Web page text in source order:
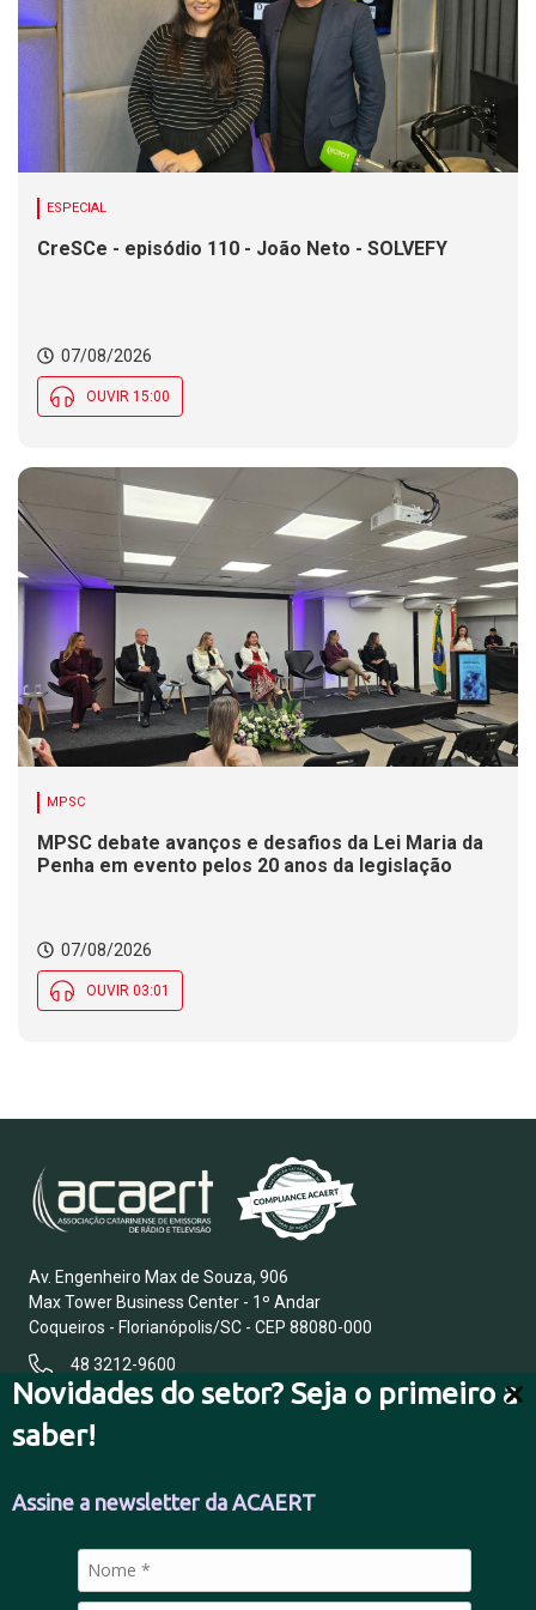
Novidades do setor? Seja o primeiro a
saber!
Assine a newsletter da ACAERT
ESPECIAL
CreSCe - episódio 110 - João Neto - SOLVEFY
07/08/2026
OUVIR 15:00
MPSC
MPSC debate avanços e desafios da Lei Maria da
Penha em evento pelos 20 anos da legislação
07/08/2026
OUVIR 03:01
Av. Engenheiro Max de Souza, 906
Max Tower Business Center - 1º Andar
Coqueiros - Florianópolis/SC - CEP 88080-000
48 3212-9600
FALE CONOSCO
POLÍTICA DE PRIVACIDADE